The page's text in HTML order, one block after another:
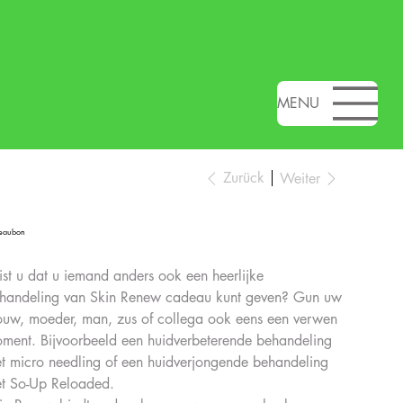
MENU
Zurück Weiter
u dat u iemand anders ook een heerlijke
van Skin Renew cadeau kunt geven? Gun uw
moeder, man, zus of collega ook eens een verwen
Bijvoorbeeld een huidverbeterende behandeling
micro needling of een huidverjongende behandeling
So-Up Reloaded.